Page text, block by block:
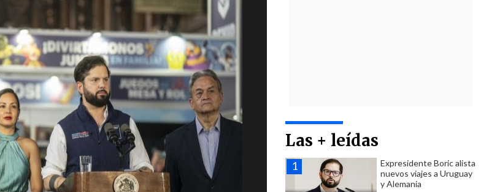
Las + leídas
Expresidente Boric alista
nuevos viajes a Uruguay
y Alemania